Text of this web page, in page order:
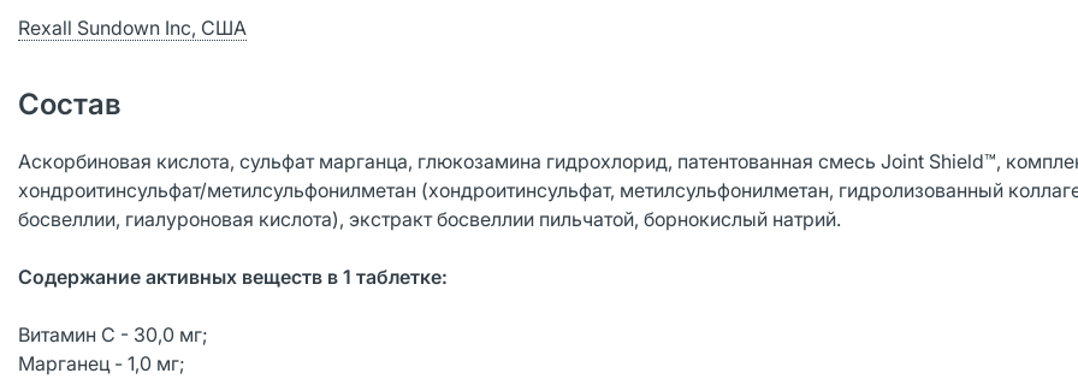
Rexall Sundown Inc, США
Состав
Аскорбиновая кислота, сульфат марганца, глюкозамина гидрохлорид, патентованная смесь Joint Shield™,
хондроитинсульфат/метилсульфонилметан (хондроитинсульфат, метилсульфонилметан, гидролизованный
босвеллии, гиалуроновая кислота), экстракт босвеллии пильчатой, борнокислый натрий.
Содержание активных веществ в 1 таблетке:
Витамин С - 30,0 мг;
Марганец - 1,0 мг;